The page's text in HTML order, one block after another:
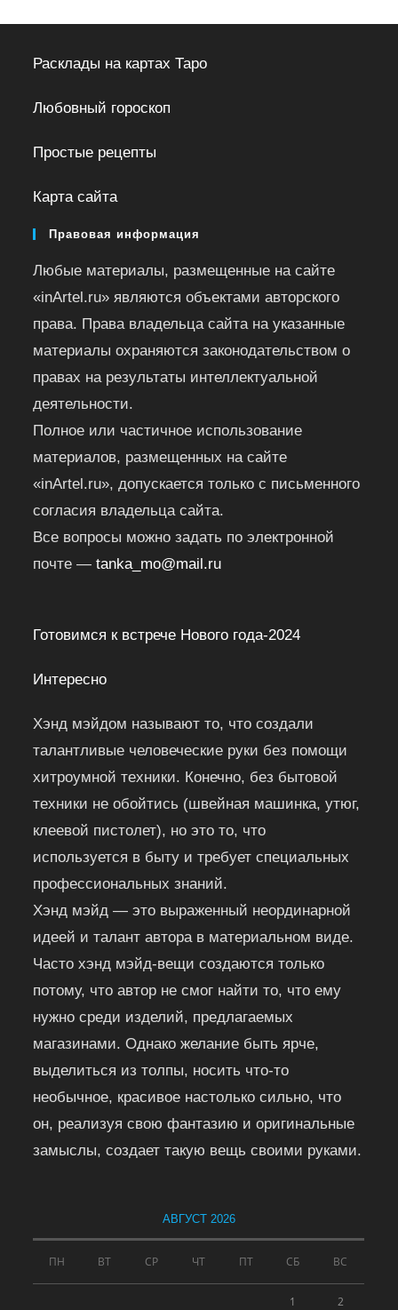
Расклады на картах Таро
Любовный гороскоп
Простые рецепты
Карта сайта
Правовая информация
Любые материалы, размещенные на сайте
«inArtel.ru» являются объектами авторского
права. Права владельца сайта на указанные
материалы охраняются законодательством о
правах на результаты интеллектуальной
деятельности.
Полное или частичное использование
материалов, размещенных на сайте
«inArtel.ru», допускается только с письменного
согласия владельца сайта.
Все вопросы можно задать по электронной
почте —tanka_mo@mail.ru
Готовимся к встрече Нового года-2024
Интересно
Хэнд мэйдом называют то, что создали
талантливые человеческие руки без помощи
хитроумной техники. Конечно, без бытовой
техники не обойтись (швейная машинка, утюг,
клеевой пистолет), но это то, что
используется в быту и требует специальных
профессиональных знаний.
Хэнд мэйд — это выраженный неординарной
идеей и талант автора в материальном виде.
Часто хэнд мэйд-вещи создаются только
потому, что автор не смог найти то, что ему
нужно среди изделий, предлагаемых
магазинами. Однако желание быть ярче,
выделиться из толпы, носить что-то
необычное, красивое настолько сильно, что
он, реализуя свою фантазию и оригинальные
замыслы, создает такую вещь своими руками.
АВГУСТ 2026
ПН ВТ СР ЧТ ПТ СБ ВС
1 2